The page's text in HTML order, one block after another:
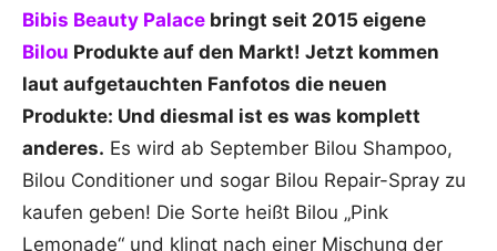
Bibis Beauty Palace bringt seit 2015 eigene
Bilou Produkte auf den Markt! Jetzt kommen
laut aufgetauchten Fanfotos die neuen
Produkte: Und diesmal ist es was komplett
anderes. Es wird ab September Bilou Shampoo,
Bilou Conditioner und sogar Bilou Repair-Spray zu
kaufen geben! Die Sorte heißt Bilou „Pink
Lemonade“ und klingt nach einer Mischung der